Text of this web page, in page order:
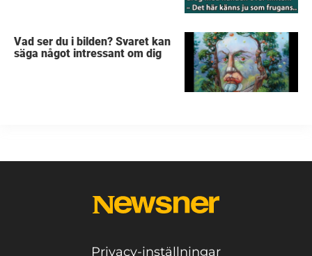
Vad ser du i bilden? Svaret kan
säga något intressant om dig
Privacy-inställningar